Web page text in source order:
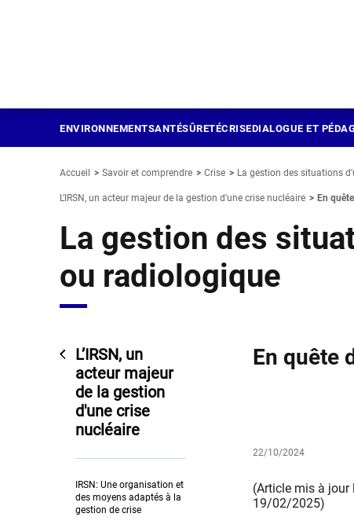
ENVIRONNEMENTSANTÉSÛRETÉCRISEDIALOGUE ET
Accueil Savoir et comprendre Crise La gestion des situations
L’IRSN, un acteur majeur de la gestion d'une crise nucléaire En
La gestion des
ou radiologique
L’IRSN, un
acteur majeur
de la gestion
d'une crise
nucléaire
IRSN: Une organisation et
des moyens adaptés à la
gestion de crise
En quête
22/10/2024
(Article mis à jour
19/02/2025)